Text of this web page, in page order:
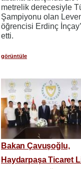
metrelik derecesiyle
Şampiyonu olan
öğrencisi Erdinç
etti.
görüntüle
Bakan Çavuşoğlu,
Haydarpaşa Ticaret